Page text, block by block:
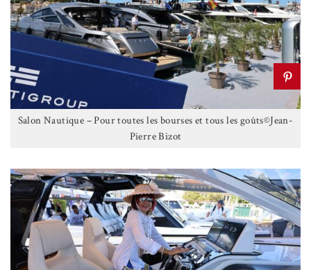
Salon Nautique – Pour toutes les bourses et tous les goûts©Jean-
Pierre Bizot